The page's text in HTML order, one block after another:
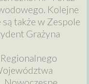
Kolejne
także w Zespole
Grażyna